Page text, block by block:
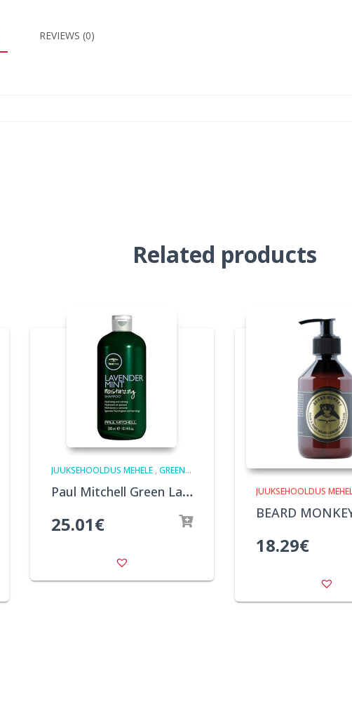
REVIEWS (0)
Related products
JUUKSEHOOLDUS MEHELE, GREEN TEA TREE
Paul Mitchell Green Lavender Mint Moisturizing Shampoo 300ml
25.01€
JUUKSEHOOLDUS
18.29€